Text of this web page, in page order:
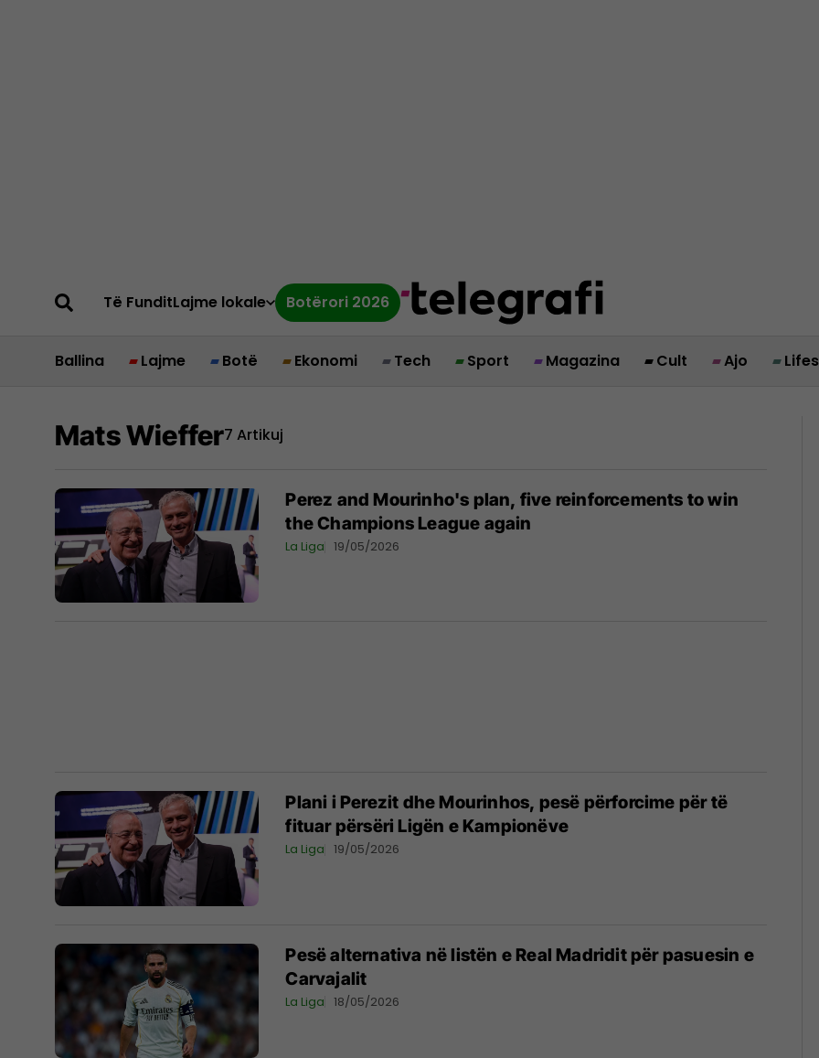
Të FunditLajme lokale Botërori 2026
Ballina Lajme Botë Ekonomi Tech Sport Magazina Cult Ajo
Mats Wieffer7 Artikuj
Perez and Mourinho's plan, five reinforcements to win
the Champions League again
La Liga 19/05/2026
Plani i Perezit dhe Mourinhos, pesë përforcime për të
fituar përsëri Ligën e Kampionëve
La Liga 19/05/2026
Pesë alternativa në listën e Real Madridit për pasuesin e
Carvajalit
La Liga 18/05/2026